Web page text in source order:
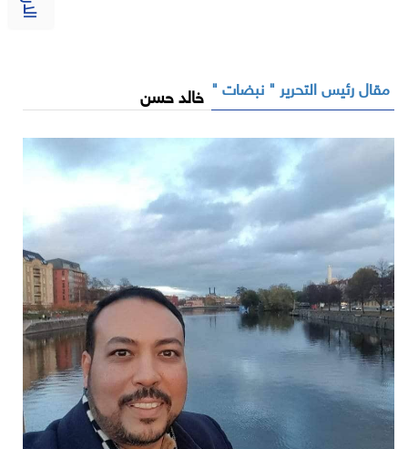
مقال رئيس التحرير " نبضات " خالد حسن